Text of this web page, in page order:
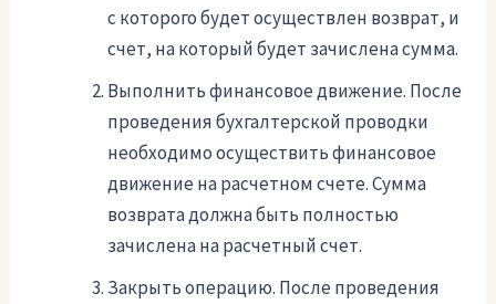
с которого будет осуществлен возврат, и
счет, на который будет зачислена сумма.
Выполнить финансовое движение. После
проведения бухгалтерской проводки
необходимо осуществить финансовое
движение на расчетном счете. Сумма
возврата должна быть полностью
зачислена на расчетный счет.
Закрыть операцию. После проведения